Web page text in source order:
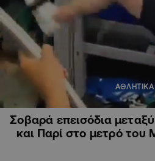
ΑΘΛΗΤΙΚΑ
Σοβαρά επεισόδια
και Παρί στο μετρό